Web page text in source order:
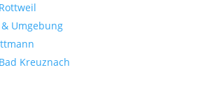
Umgebung
Kreuznach